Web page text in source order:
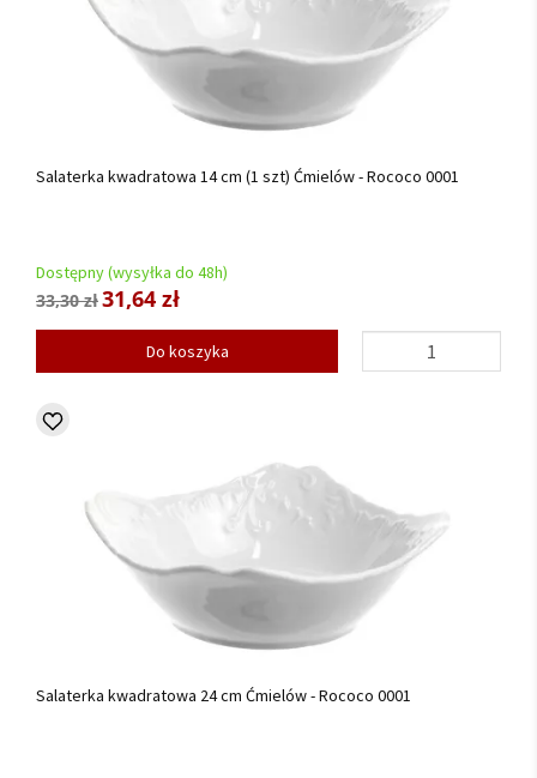
Salaterka kwadratowa 14 cm (1 szt) Ćmielów - Rococo 0001
Dostępny (wysyłka do 48h)
33,30 zł31,64 zł
Do koszyka
Salaterka kwadratowa 24 cm Ćmielów - Rococo 0001